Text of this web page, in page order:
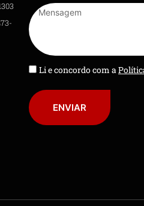
Li e concordo com a
ENVIAR